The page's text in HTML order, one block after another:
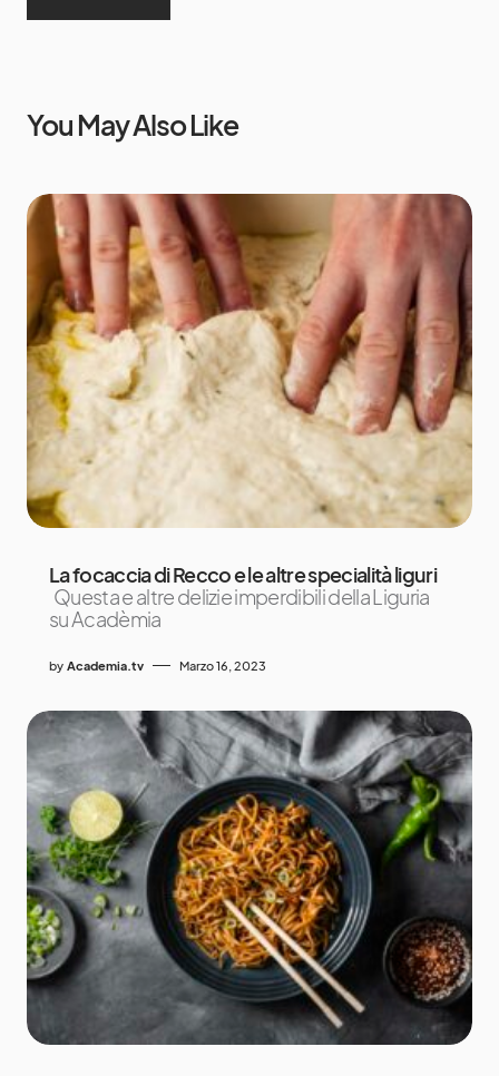
You May Also Like
La focaccia di Recco e le altre specialità liguri
Questa e altre delizie imperdibili della Liguria
su Acadèmia
by Academia.tv Marzo 16, 2023